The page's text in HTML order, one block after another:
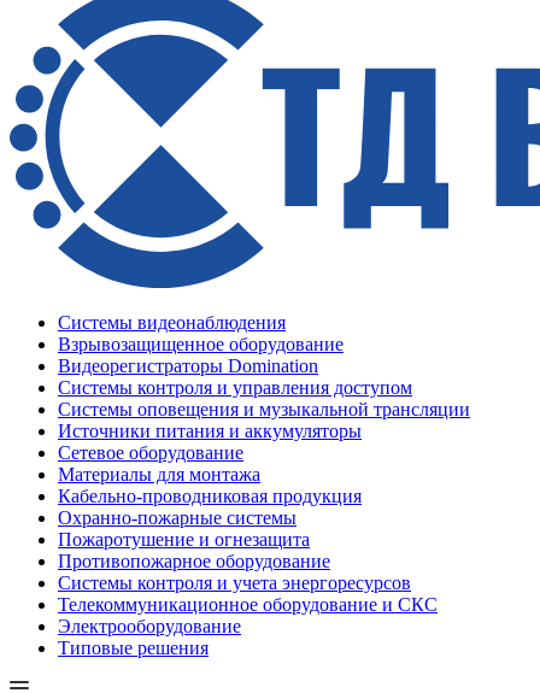
Системы видеонаблюдения
Взрывозащищенное оборудование
Видеорегистраторы Domination
Системы контроля и управления доступом
Системы оповещения и музыкальной трансляции
Источники питания и аккумуляторы
Сетевое оборудование
Материалы для монтажа
Кабельно-проводниковая продукция
Охранно-пожарные системы
Пожаротушение и огнезащита
Противопожарное оборудование
Системы контроля и учета энергоресурсов
Телекоммуникационное оборудование и СКС
Электрооборудование
Типовые решения